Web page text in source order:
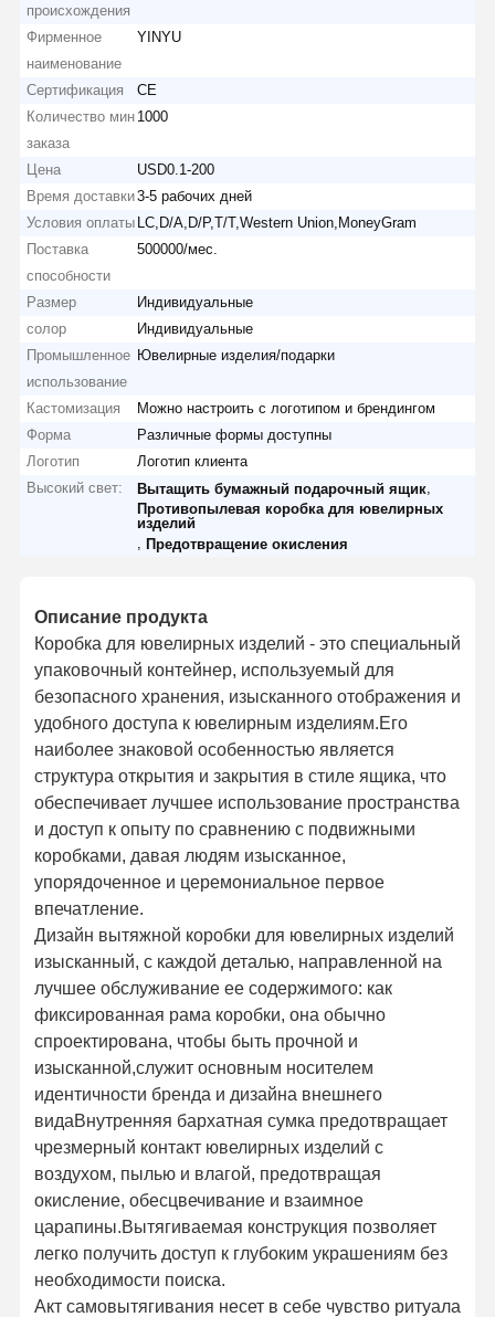
происхождения
Фирменное
наименование
YINYU
Сертификация
CE
Количество мин
заказа
1000
Цена
USD0.1-200
Время доставки3-5 рабочих дней
Условия оплаты LC,D/A,D/P,T/T,Western Union,MoneyGram
Поставка
способности
500000/мес.
Размер
Индивидуальные
солор
Индивидуальные
Промышленное
использование
Ювелирные изделия/подарки
Кастомизация
Можно настроить с логотипом и брендингом
Форма
Различные формы доступны
Логотип
Логотип клиента
Высокий свет:
Вытащить бумажный подарочный ящик
Противопылевая коробка для ювелирных
изделий
,Предотвращение окисления
Описание продукта
Коробка для ювелирных изделий - это специальный
упаковочный контейнер, используемый для
безопасного хранения, изысканного отображения и
удобного доступа к ювелирным изделиям.Его
наиболее знаковой особенностью является
структура открытия и закрытия в стиле ящика, что
обеспечивает лучшее использование пространства
и доступ к опыту по сравнению с подвижными
коробками, давая людям изысканное,
упорядоченное и церемониальное первое
впечатление.
Дизайн вытяжной коробки для ювелирных изделий
изысканный, с каждой деталью, направленной на
лучшее обслуживание ее содержимого: как
фиксированная рама коробки, она обычно
спроектирована, чтобы быть прочной и
изысканной,служит основным носителем
идентичности бренда и дизайна внешнего
видаВнутренняя бархатная сумка предотвращает
чрезмерный контакт ювелирных изделий с
воздухом, пылью и влагой, предотвращая
окисление, обесцвечивание и взаимное
царапины.Вытягиваемая конструкция позволяет
легко получить доступ к глубоким украшениям без
необходимости поиска.
Акт самовытягивания несет в себе чувство ритуала